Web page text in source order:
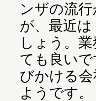
ンザの流
が、最近は
しょう。
ても良い
びかける
ようです。